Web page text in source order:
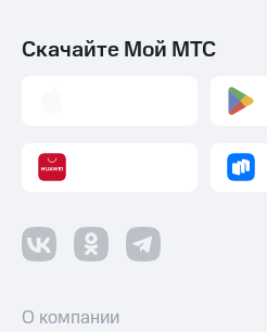
Скачайте Мой МТС
О компании